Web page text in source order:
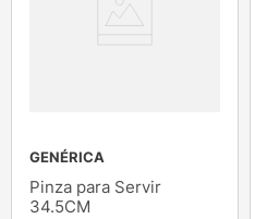
GENÉRICA
Pinza para Servir
34.5CM